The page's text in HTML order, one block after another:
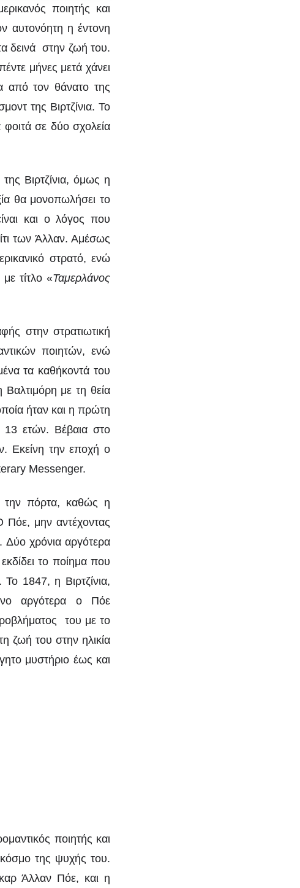
Το
ποιητής και
αυτονόητη η έντονη
δεινά στην ζωή του.
μήνες μετά χάνει
από τον θάνατο της
της Βιρτζίνια. Το
φοιτά σε δύο σχολεία
Βιρτζίνια, όμως η
θα μονοπωλήσει το
και ο λόγος που
των Άλλαν. Αμέσως
στρατό, ενώ
τίτλο «Ταμερλάνος
στην στρατιωτική
ποιητών, ενώ
τα καθήκοντά του
με τη θεία
ήταν και η πρώτη
13 ετών. Βέβαια στο
Εκείνη την εποχή ο
Messenger.
την πόρτα, καθώς η
Πόε, μην αντέχοντας
Δύο χρόνια αργότερα
το ποίημα που
1847, η Βιρτζίνια,
αργότερα ο Πόε
του με το
ζωή του στην ηλικία
μυστήριο έως και
ποιητής και
της ψυχής του.
Άλλαν Πόε, και η